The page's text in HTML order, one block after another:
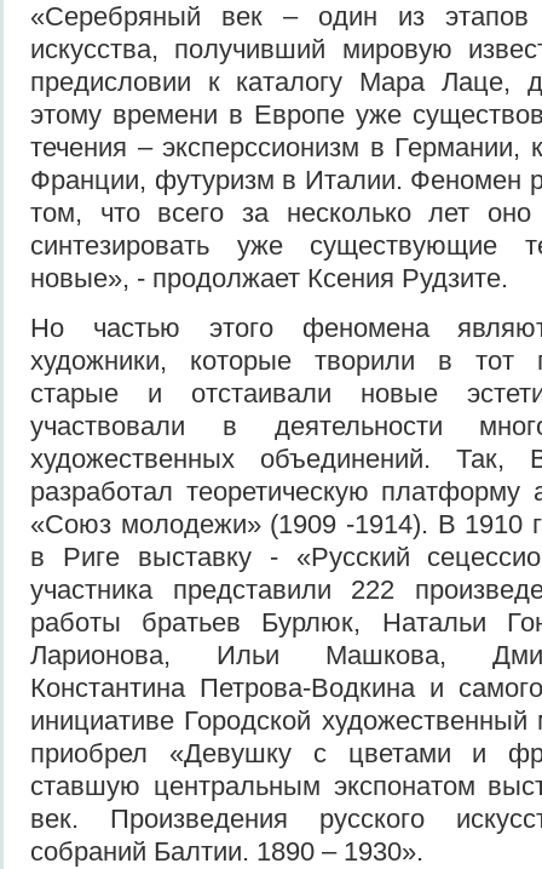
«Серебряный век – один из этапов
искусства, получивший мировую
предисловии к каталогу Мара Лаце,
этому времени в Европе уже
течения – эксперссионизм в
Франции, футуризм в Италии. Феномен
том, что всего за несколько лет
синтезировать уже существующие
новые», - продолжает Ксения Рудзите.
Но частью этого феномена
художники, которые творили в тот
старые и отстаивали новые
участвовали в деятельности
художественных объединений. Так,
разработал теоретическую платформу
«Союз молодежи» (1909 -1914). В 1910
в Риге выставку - «Русский
участника представили 222
работы братьев Бурлюк, Натальи
Ларионова, Ильи Машкова,
Константина Петрова-Водкина и
инициативе Городской
приобрел «Девушку с цветами и
ставшую центральным экспонатом
век. Произведения русского
собраний Балтии. 1890 – 1930».